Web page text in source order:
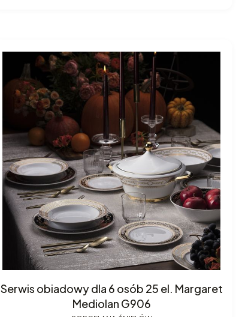
Serwis obiadowy dla 6 osób 25 el. Margaret
Mediolan G906